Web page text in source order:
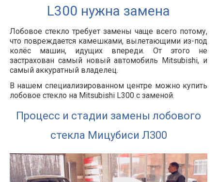
L300 нужна замена
Лобовое стекло требует замены чаще всего потому,
что повреждается камешками, вылетающими из-под
колёс машин, идущих впереди. От этого не
застрахован самый новый автомобиль Mitsubishi, и
самый аккуратный владелец.
В нашем специализированном центре можно купить
лобовое стекло на Mitsubishi L300 с заменой.
Процесс и стадии замены лобового
стекла Мицубиси Л300